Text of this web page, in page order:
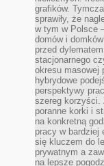
grafików.
sprawiły, że
w tym w Polsce
domów i
przed
stacjonarnego
okresu masowej
hybrydowe
perspektywy
szereg korzyści.
poranne korki i
na konkretną
pracy w bardziej
się kluczem do
prywatnym a
na lepsze